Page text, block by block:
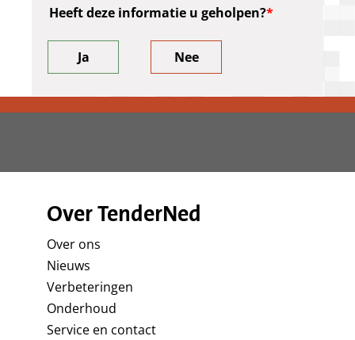
Heeft deze informatie u geholpen?
Ja Nee
Over TenderNed
Over ons
Nieuws
Verbeteringen
Onderhoud
Service en contact